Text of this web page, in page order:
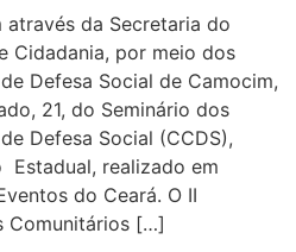
da Secretaria do
Cidadania, por meio dos
Defesa Social de Camocim,
21, do Seminário dos
Defesa Social (CCDS),
realizado em
do Ceará. O II
Comunitários […]